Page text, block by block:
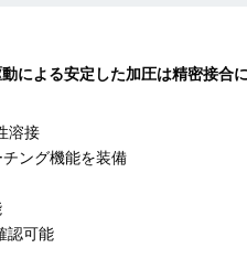
による安定した加圧は精密接合
溶接
ング機能を装備
認可能